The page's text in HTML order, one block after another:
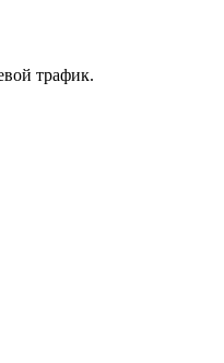
трафик.